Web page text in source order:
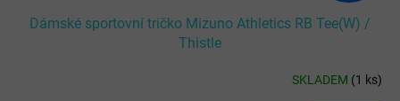
Dámské sportovní tričko Mizuno Athletics RB Tee(W) /
Thistle
SKLADEM (1 ks)